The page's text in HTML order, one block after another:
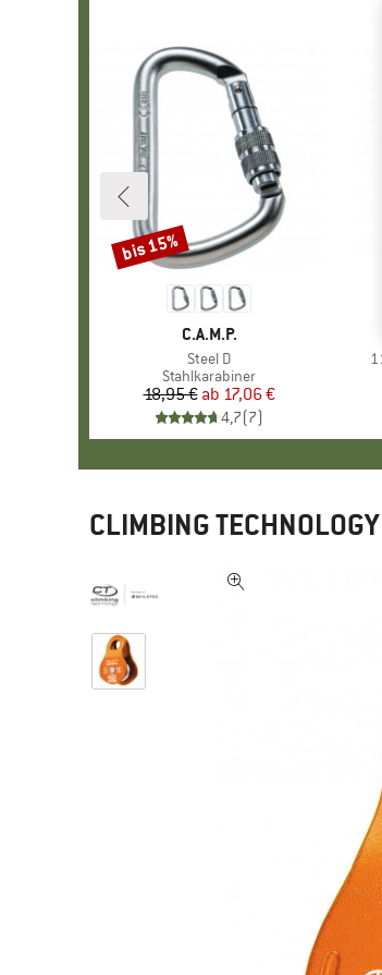
MARKE
C.A.M.P.
Artikel
Steel D
Produktgruppe
Stahlkarabiner
Preis
18,95 € reduzierter Preis
ab 17,06 €
4,7(7)
Rabatt
bis 15%
CLIMBING TECHNOLOGY